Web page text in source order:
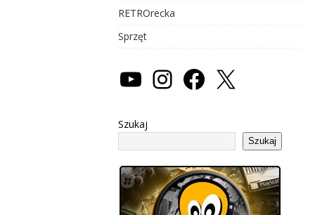
RETROrecka
Sprzęt
Szukaj
Szukaj